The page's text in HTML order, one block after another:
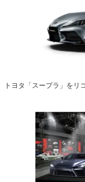
トヨタ「スープラ」をリ